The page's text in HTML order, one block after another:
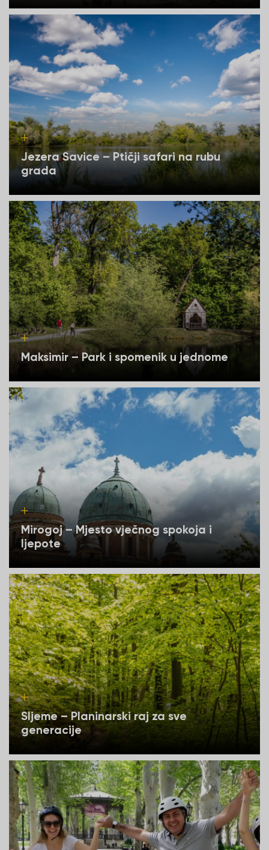
Jezera Savice – Ptičji safari na rubu
grada
Maksimir – Park i spomenik u jednome
Mirogoj – Mjesto vječnog spokoja i
ljepote
Sljeme – Planinarski raj za sve
generacije